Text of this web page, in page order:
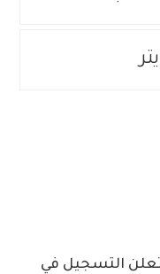
التسجيل في